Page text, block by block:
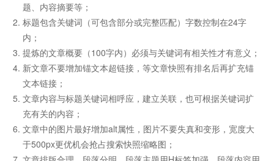
题、内容摘要等；
标题包含关键词（可包含部分或完整匹配）字数控制在24字
内；
提炼的文章概要（100字内）必须与关键词有相关性才有意义；
新文章不要增加锚文本超链接，等文章快照有排名后再扩充锚
文本链接；
文章内容与标题关键词相呼应，建立关联，也可根据关键词扩
充有关的内容；
文章中的图片最好增加alt属性，图片不要失真和变形，宽度大
于500px更优机会抢占搜索快照缩略图；